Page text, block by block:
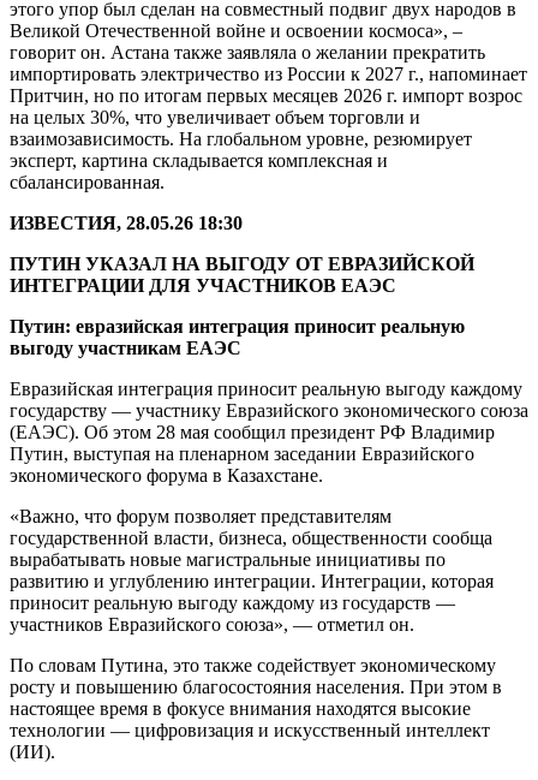
этого упор был сделан на совместный подвиг двух народов в
Великой Отечественной войне и освоении космоса», –
говорит он. Астана также заявляла о желании прекратить
импортировать электричество из России к 2027 г., напоминает
Притчин, но по итогам первых месяцев 2026 г. импорт возрос
на целых 30%, что увеличивает объем торговли и
взаимозависимость. На глобальном уровне, резюмирует
эксперт, картина складывается комплексная и
сбалансированная.
ИЗВЕСТИЯ, 28.05.26 18:30
ПУТИН УКАЗАЛ НА ВЫГОДУ ОТ ЕВРАЗИЙСКОЙ
ИНТЕГРАЦИИ ДЛЯ УЧАСТНИКОВ ЕАЭС
Путин: евразийская интеграция приносит реальную
выгоду участникам ЕАЭС
Евразийская интеграция приносит реальную выгоду каждому
государству — участнику Евразийского экономического союза
(ЕАЭС). Об этом 28 мая сообщил президент РФ Владимир
Путин, выступая на пленарном заседании Евразийского
экономического форума в Казахстане.
«Важно, что форум позволяет представителям
государственной власти, бизнеса, общественности сообща
вырабатывать новые магистральные инициативы по
развитию и углублению интеграции. Интеграции, которая
приносит реальную выгоду каждому из государств —
участников Евразийского союза», — отметил он.
По словам Путина, это также содействует экономическому
росту и повышению благосостояния населения. При этом в
настоящее время в фокусе внимания находятся высокие
технологии — цифровизация и искусственный интеллект
(ИИ).